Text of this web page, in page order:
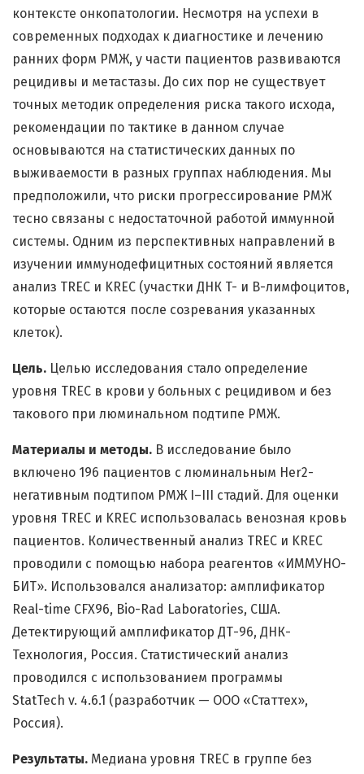
контексте онкопатологии. Несмотря на успехи в
современных подходах к диагностике и лечению
ранних форм РМЖ, у части пациентов развиваются
рецидивы и метастазы. До сих пор не существует
точных методик определения риска такого исхода,
рекомендации по тактике в данном случае
основываются на статистических данных по
выживаемости в разных группах наблюдения. Мы
предположили, что риски прогрессирование РМЖ
тесно связаны с недостаточной работой иммунной
системы. Одним из перспективных направлений в
изучении иммунодефицитных состояний является
анализ TREC и KREC (участки ДНК T- и В-лимфоцитов,
которые остаются после созревания указанных
клеток).
Цель. Целью исследования стало определение
уровня TREC в крови у больных с рецидивом и без
такового при люминальном подтипе РМЖ.
Материалы и методы. В исследование было
включено 196 пациентов с люминальным Her2-
негативным подтипом РМЖ I–III стадий. Для оценки
уровня TREC и KREC использовалась венозная кровь
пациентов. Количественный анализ TREC и KREC
проводили с помощью набора реагентов «ИММУНО-
БИТ». Использовался анализатор: амплификатор
Real-time CFX96, Bio-Rad Laboratories, США.
Детектирующий амплификатор ДТ-96, ДНК-
Технология, Россия. Статистический анализ
проводился с использованием программы
StatTech v. 4.6.1 (разработчик — ООО «Статтех»,
Россия).
Результаты. Медиана уровня TREC в группе без